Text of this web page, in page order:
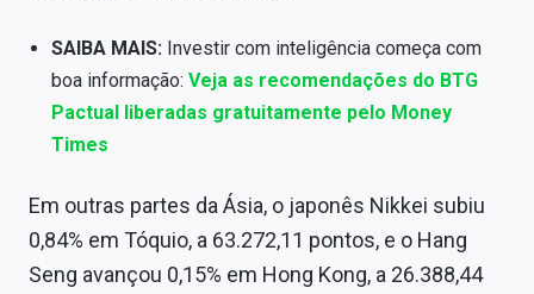
SAIBA MAIS: Investir com inteligência começa com
boa informação:Veja as recomendações do BTG
Pactual liberadas gratuitamente pelo Money
Times
Em outras partes da Ásia, o japonês Nikkei subiu
0,84% em Tóquio, a 63.272,11 pontos, e o Hang
Seng avançou 0,15% em Hong Kong, a 26.388,44